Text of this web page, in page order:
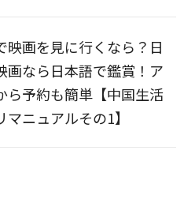
映画を見に行くなら？日
画なら日本語で鑑賞！ア
ら予約も簡単【中国生活
マニュアルその1】